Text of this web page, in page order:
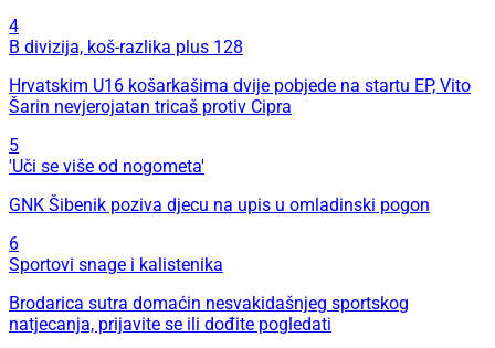
4
B divizija, koš-razlika plus 128
Hrvatskim U16 košarkašima dvije pobjede na startu EP, Vito
Šarin nevjerojatan tricaš protiv Cipra
5
'Uči se više od nogometa'
GNK Šibenik poziva djecu na upis u omladinski pogon
6
Sportovi snage i kalistenika
Brodarica sutra domaćin nesvakidašnjeg sportskog
natjecanja, prijavite se ili dođite pogledati